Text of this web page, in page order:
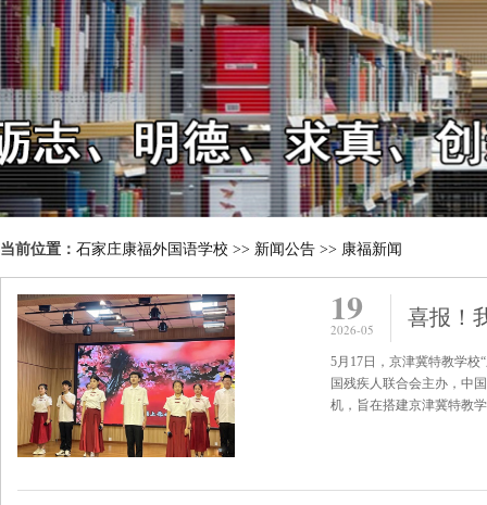
当前位置： 石家庄康福外国语学校 >> 新闻公告 >> 康福新闻
19
2026-05
5月17日，京津冀特教学校
国残疾人联合会主办，中
机，旨在搭建京津冀特教